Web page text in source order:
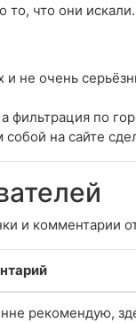
то, что они искали.
не очень
фильтрация по
на сайте
и комментарии
рекомендую,